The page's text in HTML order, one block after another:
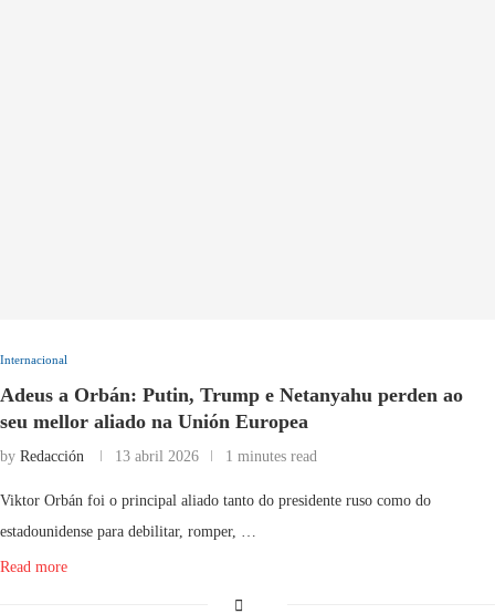
Internacional
Adeus a Orbán: Putin, Trump e Netanyahu perden ao
seu mellor aliado na Unión Europea
by Redacción 13 abril 2026 1 minutes read
Viktor Orbán foi o principal aliado tanto do presidente ruso como do
estadounidense para debilitar, romper, …
Read more